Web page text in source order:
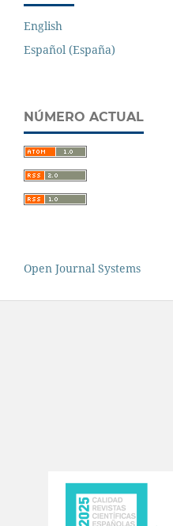
English
Español (España)
NÚMERO ACTUAL
Open Journal Systems